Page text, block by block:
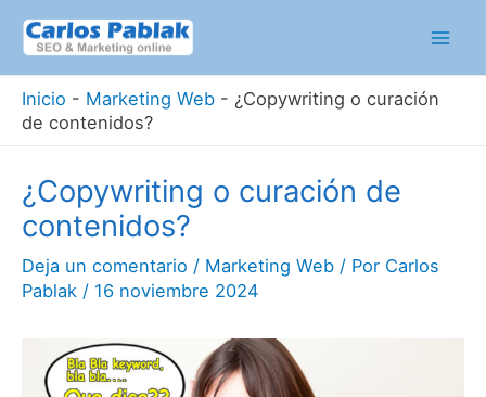
contenido
Inicio - Marketing Web - ¿Copywriting o curación
de contenidos?
¿Copywriting o curación de
contenidos?
Deja un comentario / Marketing Web / Por Carlos
Pablak / 16 noviembre 2024